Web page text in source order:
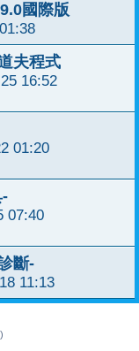
國際版
夫程式
16:52
01:20
07:40
斷-
11:13